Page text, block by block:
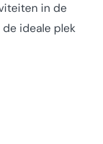
in de
de ideale plek